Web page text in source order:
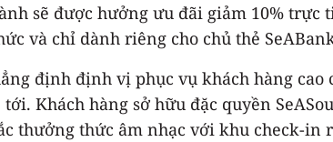
sẽ được hưởng ưu đãi giảm 10%
và chỉ dành riêng cho chủ thẻ
định định vị phục vụ khách hàng
Khách hàng sở hữu đặc quyền
thức âm nhạc với khu check-in